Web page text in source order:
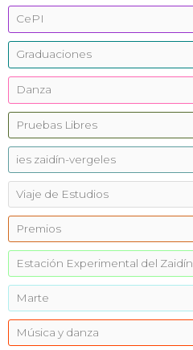
CePI
Graduaciones
Danza
Pruebas Libres
ies zaidín-vergeles
Viaje de Estudios
Premios
Estación Experimental del Zaidín
Marte
Música y danza